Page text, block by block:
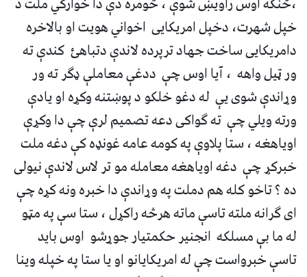
خپل شهرت، دخپل امریکایی اخواني هویت او بالاخره
دامریکایی ساخت جهاد ترپرده لاندې دتباهئ کندې ته
ور ټیل واهه ، آیا اوس چې ددغې معاملې ډګر ته ور
وړاندې شوی یې له دغو خلکو د پوښتنه وکړه او یادې
ورته ویلي چې ته ګواکی دعه تصمیم لرې چې دا وکړې
اویاهغه ، ستا پلاوې په کومه عامه غونډه کې دغه ملت
خبرکړ چې دغه اویاهغه معامله مو تر لاس لاندې نیولی
ده ؟ تاخو کله هم دملت په وړاندې دا خبره ونه کړه چې
ای ګرانه ملته تاسې ماته هرڅه راکړل ، ستا سې په مټو
له ما بې مسلکه انجنیر حکمتیار جوړشو اوس باید
تاسې خبرواست چې له امریکایانو او یا ستا په خپله وینا